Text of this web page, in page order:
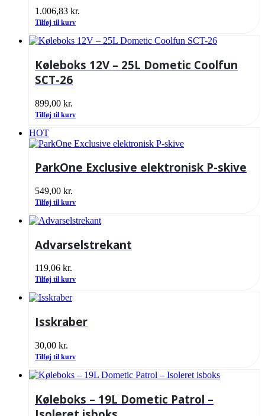
1.006,83 kr.
Tilføj til kurv
Køleboks 12V – 25L Dometic Coolfun
SCT-26
899,00 kr.
Tilføj til kurv
HOT
ParkOne Exclusive elektronisk P-skive
549,00 kr.
Tilføj til kurv
Advarselstrekant
119,06 kr.
Tilføj til kurv
Isskraber
30,00 kr.
Tilføj til kurv
Køleboks – 19L Dometic Patrol –